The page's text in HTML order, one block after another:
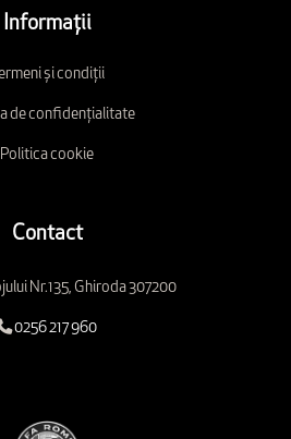
Informații
și condiții
de confidențialitate
Politica cookie
Contact
Nr.135, Ghiroda 307200
0256 217 960